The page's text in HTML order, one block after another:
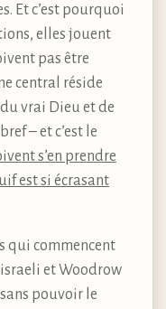
Et c’est pourquoi
elles jouent
pas être
central réside
vrai Dieu et de
– et c’est le
s’en prendre
est si écrasant
qui commencent
et Woodrow
pouvoir le